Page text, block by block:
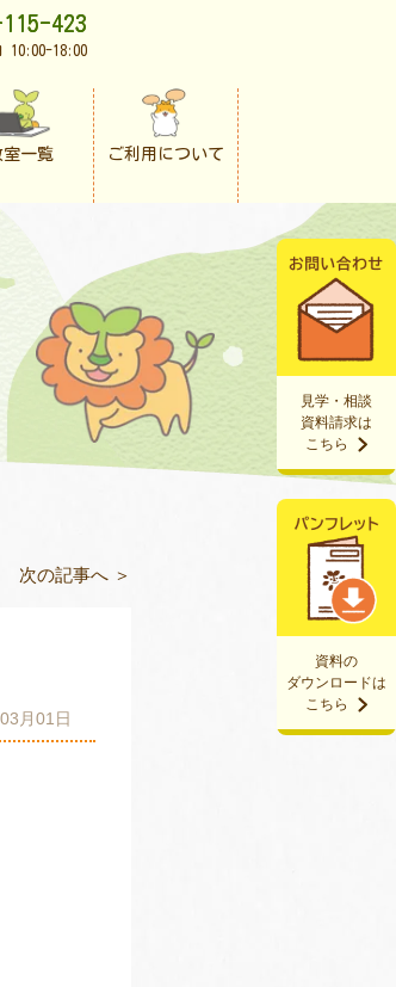
423
10:00-18:00
室一覧 ご利用について
資料の
ダウンロードは
こちら
見学・相談
資料請求は
こちら
次の記事へ ＞
月01日